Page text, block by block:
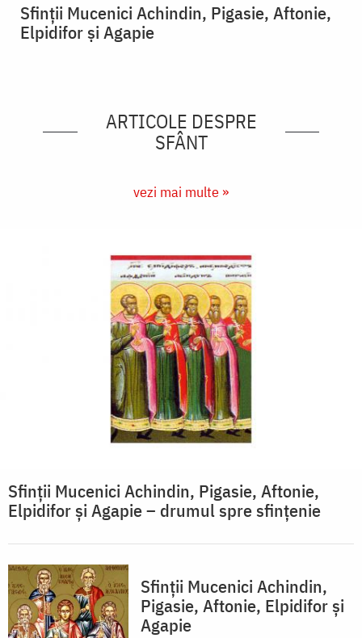
Sfinții Mucenici Achindin, Pigasie, Aftonie,
Elpidifor și Agapie
ARTICOLE DESPRE
SFÂNT
vezi mai multe »
Sfinții Mucenici Achindin, Pigasie, Aftonie,
Elpidifor și Agapie – drumul spre sfințenie
Sfinții Mucenici Achindin,
Pigasie, Aftonie, Elpidifor și
Agapie